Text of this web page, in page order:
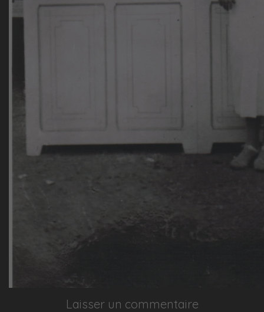
Laisser un commentaire